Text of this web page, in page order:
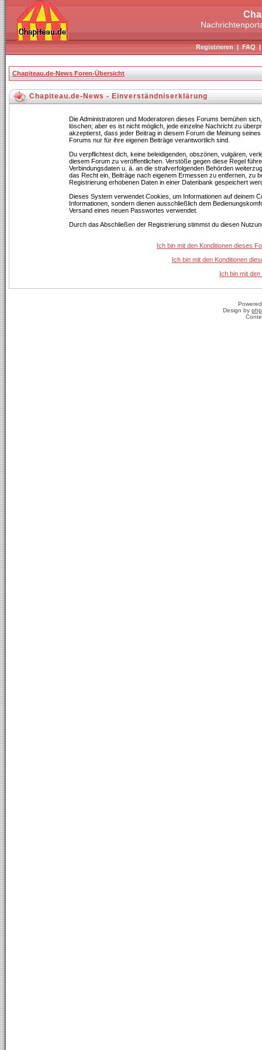
Registrieren|FAQ
Chapiteau.de-News Foren-Übersicht
Chapiteau.de-News - Einverständniserklärung
Die Administratoren und Moderatoren dieses Forums bemühen
löschen; aber es ist nicht möglich, jede einzelne Nachricht zu
akzeptierst, dass jeder Beitrag in diesem Forum die Meinung
Forums nur für ihre eigenen Beiträge verantwortlich sind.
Du verpflichtest dich, keine beleidigenden, obszönen, vulgären,
diesem Forum zu veröffentlichen. Verstöße gegen diese Regel
Verbindungsdaten u. ä. an die strafverfolgenden Behörden
das Recht ein, Beiträge nach eigenem Ermessen zu entfernen, zu
Registrierung erhobenen Daten in einer Datenbank gespeichert
Dieses System verwendet Cookies, um Informationen auf deinem
Informationen, sondern dienen ausschließlich dem
Versand eines neuen Passwortes verwendet.
Durch das Abschließen der Registrierung stimmst du diesen
Ich bin mit den Konditionen dieses
Ich bin mit den Konditionen
Ich bin mit
Design by